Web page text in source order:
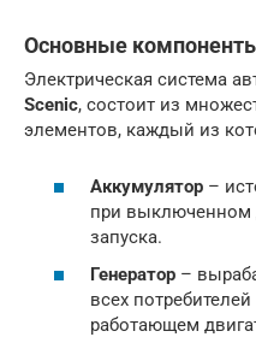
Основные
Электрическая система
Scenic, состоит из
элементов, каждый из
Аккумулятор –
при выключенном
запуска.
Генератор –
всех
работающем